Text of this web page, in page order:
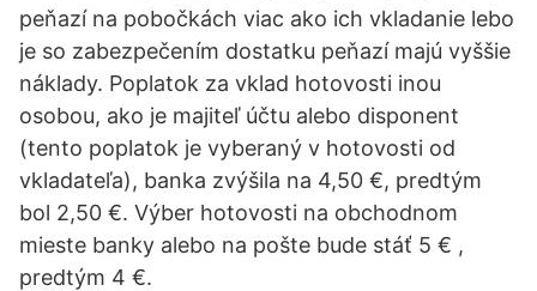
peňazí na pobočkách viac ako ich vkladanie lebo
je so zabezpečením dostatku peňazí majú vyššie
náklady. Poplatok za vklad hotovosti inou
osobou, ako je majiteľ účtu alebo disponent
(tento poplatok je vyberaný v hotovosti od
vkladateľa), banka zvýšila na 4,50 €, predtým
bol 2,50 €. Výber hotovosti na obchodnom
mieste banky alebo na pošte bude stáť 5 € ,
predtým 4 €.